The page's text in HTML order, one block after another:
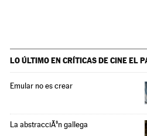
LO ÚLTIMO EN CRÍTICAS DE CINEEL
Emular no es crear
La abstracciÃ³n gallega